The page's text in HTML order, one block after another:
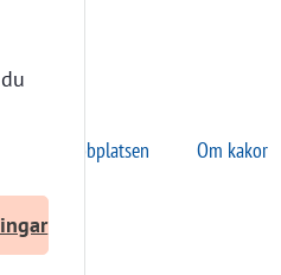
Om webbplatsen Om kakor